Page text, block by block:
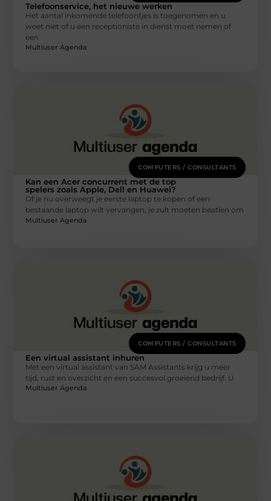
Telefoonservice, het nieuwe werken
Het aantal inkomende telefoontjes is toegenomen en u
weet niet of u een receptioniste in dienst moet nemen of
een
Multiuser Agenda
COMPUTERS / CONSULTANTS
Kan een Acer concurrent met de top
spelers zoals Apple, Dell en Huawei?
Of je nu overweegt je eerste laptop te kopen of een
bestaande laptop wilt vervangen, je zult moeten beatlen om
Multiuser Agenda
COMPUTERS / CONSULTANTS
Een virtual assistant inhuren
Met een virtual assistant van SAM Assistants krijg u meer
tijd, rust en overzicht en een succesvol groeiend bedrijf. U
Multiuser Agenda